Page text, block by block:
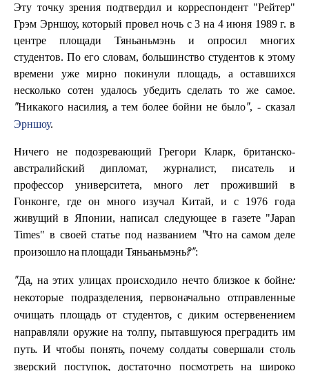
Эту точку зрения подтвердил и корреспондент "Рейтер"
Грэм Эрншоу, который провел ночь с 3 на 4 июня 1989 г. в
центре площади Тяньаньмэнь и опросил многих
студентов. По его словам, большинство студентов к этому
времени уже мирно покинули площадь, а оставшихся
несколько сотен удалось убедить сделать то же самое.
"Никакого насилия, а тем более бойни не было", - сказал
Эрншоу.
Ничего не подозревающий Грегори Кларк, британско-
австралийский дипломат, журналист, писатель и
профессор университета, много лет проживший в
Гонконге, где он много изучал Китай, и с 1976 года
живущий в Японии, написал следующее в газете "Japan
Times" в своей статье под названием "Что на самом деле
произошло на площади Тяньаньмэнь?":
"Да, на этих улицах происходило нечто близкое к бойне:
некоторые подразделения, первоначально отправленные
очищать площадь от студентов, с диким остервенением
направляли оружие на толпу, пытавшуюся преградить им
путь. И чтобы понять, почему солдаты совершали столь
зверский поступок, достаточно посмотреть на широко